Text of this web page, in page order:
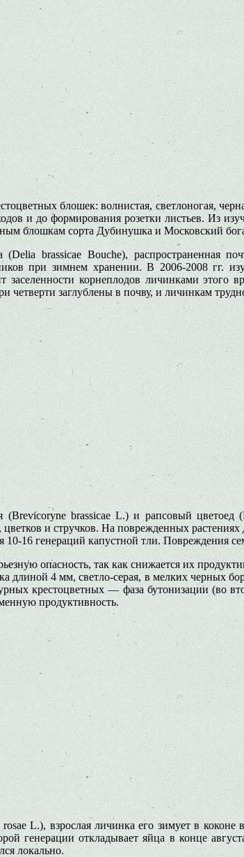
блошек: волнистая, светлоногая,
и до формирования розетки листьев. Из
блошкам сорта Дубинушка и Московский
brassicae Bouche), распространенная
при зимнем хранении. В 2006-2008 гг.
корнеплодов личинками
четверти заглублены в почву, и личинкам
brassicae L.) и рапсовый цветоед
и стручков. На поврежденных
16 генераций капустной тли. Повреждения
опасность, так как снижается их
4 мм, светло-серая, в мелких черных
крестоцветных — фаза бутонизации (во
продуктивность.
L.), взрослая личинка его зимует в
генерации откладывает яйца в конце
локально.